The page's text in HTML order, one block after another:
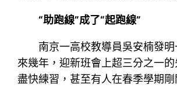
“助跑線”成了“起跑線”
南京一高校教導員吳安楠發
來幾年，迎新班會上超三分之一
盡快練習，甚至有人在春季學期